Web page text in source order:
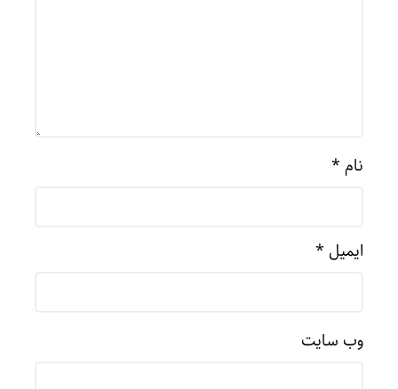
نام *
ایمیل *
وب‌ سایت